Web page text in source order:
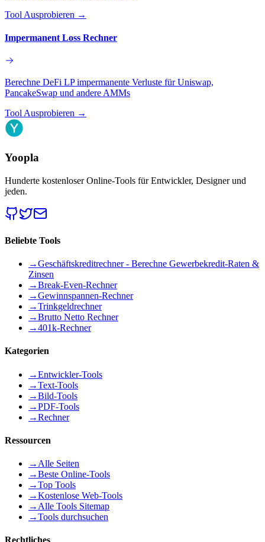
Tool Ausprobieren →
Impermanent Loss Rechner
Berechne DeFi LP impermanente Verluste für Uniswap,
PancakeSwap und andere AMMs
Tool Ausprobieren →
Yoopla
Hunderte kostenloser Online-Tools für Entwickler, Designer und
jeden.
Beliebte Tools
→Geschäftskreditrechner - Berechne Gewerbekredit-Raten &
Zinsen
→Break-Even-Rechner
→Gewinnspannen-Rechner
→Trinkgeldrechner
→Brutto Netto Rechner
→401k-Rechner
Kategorien
→Entwickler-Tools
→Text-Tools
→Bild-Tools
→PDF-Tools
→Rechner
Ressourcen
→ Alle Seiten
→Beste Online-Tools
→Top Tools
→Kostenlose Web-Tools
→ Alle Tools Sitemap
→Tools durchsuchen